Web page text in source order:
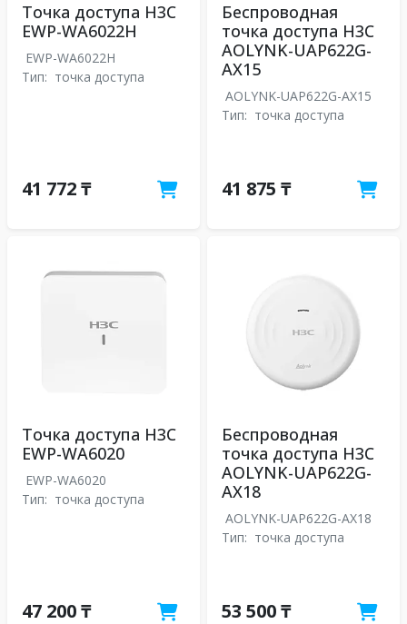
Точка доступа H3C
EWP-WA6022H
EWP-WA6022H
Тип: точка доступа
41 772 ₸
Беспроводная
точка доступа H3C
AOLYNK-UAP622G-
AX15
AOLYNK-UAP622G-AX15
Тип: точка доступа
41 875 ₸
Точка доступа H3C
EWP-WA6020
EWP-WA6020
Тип: точка доступа
47 200 ₸
Беспроводная
точка доступа H3C
AOLYNK-UAP622G-
AX18
AOLYNK-UAP622G-AX18
Тип: точка доступа
53 500 ₸